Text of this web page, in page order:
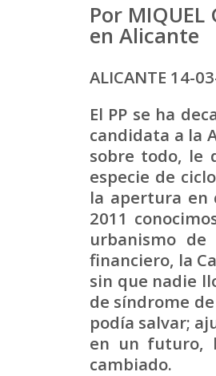
Por MIQUEL
en Alicante
ALICANTE 14-
El PP se ha
candidata a la
sobre todo, le
especie de
la apertura en
2011
urbanismo
financiero, la
sin que nadie
de síndrome
podía salvar;
en un futuro,
cambiado.